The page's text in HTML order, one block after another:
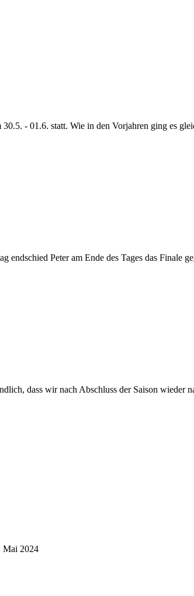
- 01.6. statt. Wie in den Vorjahren ging es
endschied Peter am Ende des Tages das
dass wir nach Abschluss der Saison wieder
Mai 2024